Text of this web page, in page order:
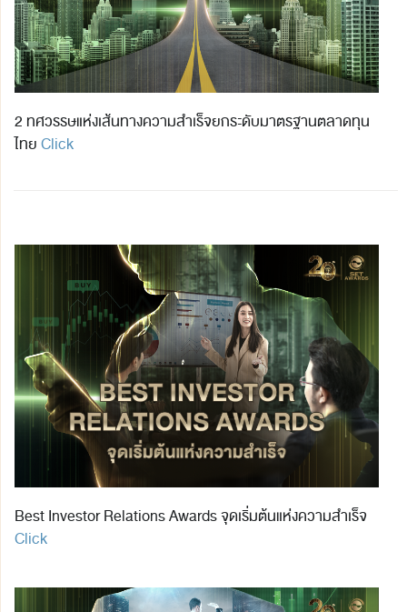
2 ทศวรรษแห่งเส้นทางความสำเร็จยกระดับมาตรฐานตลาดทุน
ไทยClick
Best Investor Relations Awards จุดเริ่มต้นแห่งความสำเร็จ
Click